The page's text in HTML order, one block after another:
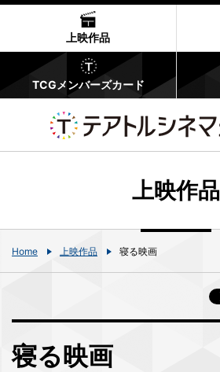
上映作品
TCGメンバーズカード
上映作品
Home 上映作品 寝る映画
寝る映画